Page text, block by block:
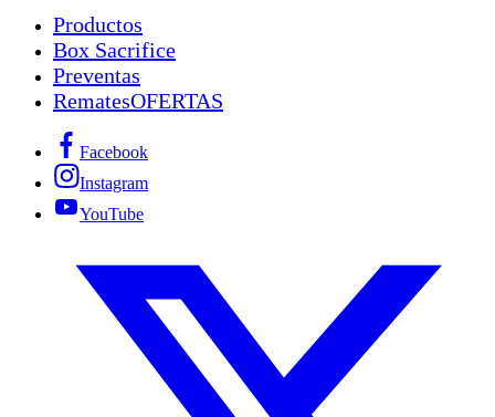
Productos
Box Sacrifice
Preventas
RematesOFERTAS
Facebook
Instagram
YouTube